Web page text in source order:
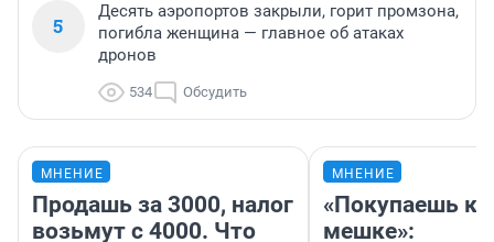
5
Десять аэропортов закрыли, горит промзона,
погибла женщина — главное об атаках
дронов
534 Обсудить
МНЕНИЕ
Продашь за 3000, налог
возьмут с 4000. Что
МНЕНИЕ
«Покупаешь
мешке»: